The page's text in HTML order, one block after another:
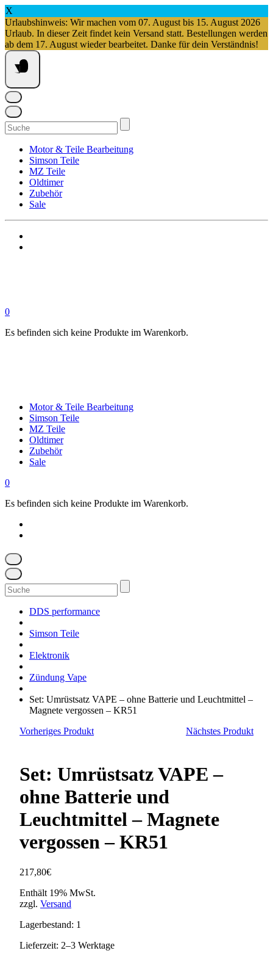
X
Urlaubshinweis: Wir machen vom 07. August bis 15. August 2026
Urlaub. In dieser Zeit findet kein Versand statt. Bestellungen werden
ab dem 17. August wieder bearbeitet. Danke für dein Verständnis!
Springe
zum
Inhalt
Suchen
nach:
Motor & Teile Bearbeitung
Simson Teile
MZ Teile
Oldtimer
Zubehör
Sale
0
Es befinden sich keine Produkte im Warenkorb.
Motor & Teile Bearbeitung
Simson Teile
MZ Teile
Oldtimer
Zubehör
Sale
0
Es befinden sich keine Produkte im Warenkorb.
Suchen
nach:
DDS performance
Simson Teile
Elektronik
Zündung Vape
Set: Umrüstsatz VAPE – ohne Batterie und Leuchtmittel –
Magnete vergossen – KR51
Vorheriges Produkt
Nächstes Produkt
Set: Umrüstsatz VAPE –
ohne Batterie und
Leuchtmittel – Magnete
vergossen – KR51
217,80€
Enthält 19% MwSt.
zzgl. Versand
Lagerbestand: 1
Lieferzeit: 2–3 Werktage